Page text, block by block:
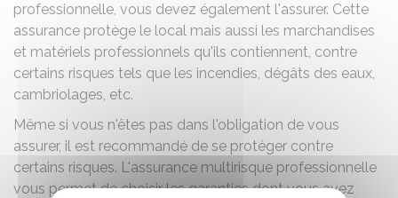
professionnelle, vous devez également l'assurer. Cette
assurance protège le local mais aussi les marchandises
et matériels professionnels qu'ils contiennent, contre
certains risques tels que les incendies, dégâts des eaux,
cambriolages, etc.
Même si vous n'êtes pas dans l'obligation de vous
assurer, il est recommandé de se protéger contre
certains risques. L'assurance multirisque professionnelle
vous permet de choisir les garanties dont vous avez